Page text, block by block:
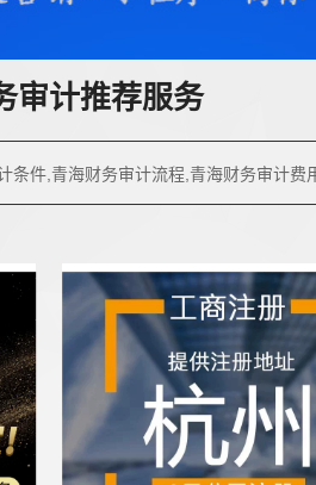
审计推荐服务
条件,青海财务审计流程,青海财务审计费